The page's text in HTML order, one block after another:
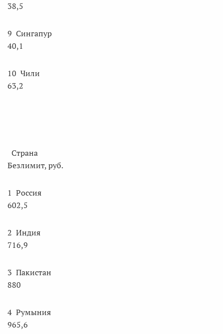
38,5
9 Сингапур
40,1
10 Чили
63,2
Страна
Безлимит, руб.
1 Россия
602,5
2 Индия
716,9
3 Пакистан
880
4 Румыния
965,6